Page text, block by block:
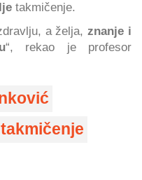
takmičenje.
a želja,znanje i
“, rekao je profesor